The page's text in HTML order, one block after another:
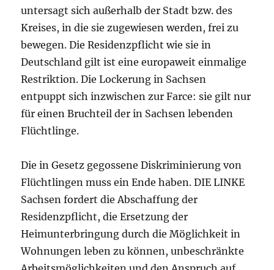
untersagt sich außerhalb der Stadt bzw. des
Kreises, in die sie zugewiesen werden, frei zu
bewegen. Die Residenzpflicht wie sie in
Deutschland gilt ist eine europaweit einmalige
Restriktion. Die Lockerung in Sachsen
entpuppt sich inzwischen zur Farce: sie gilt nur
für einen Bruchteil der in Sachsen lebenden
Flüchtlinge.
Die in Gesetz gegossene Diskriminierung von
Flüchtlingen muss ein Ende haben. DIE LINKE
Sachsen fordert die Abschaffung der
Residenzpflicht, die Ersetzung der
Heimunterbringung durch die Möglichkeit in
Wohnungen leben zu können, unbeschränkte